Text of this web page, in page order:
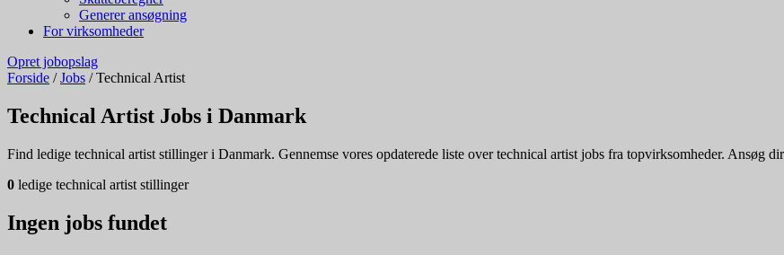
Generer ansøgning
For virksomheder
Opret jobopslag
Forside / Jobs / Technical Artist
Technical Artist Jobs i Danmark
Find ledige technical artist stillinger i Danmark. Gennemse vores opdaterede liste over technical artist jobs fra topvirksomheder. Ansøg
0 ledige technical artist stillinger
Ingen jobs fundet